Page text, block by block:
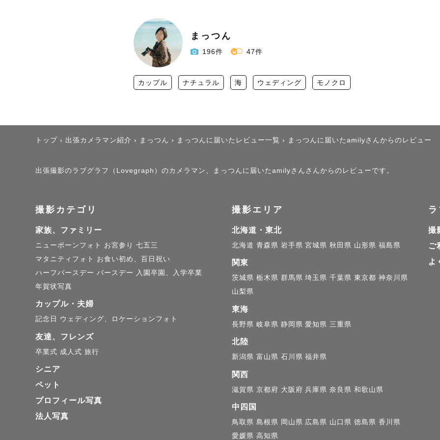
まっつん
196件 47件
カップル ナチュラル 海 ウェディング モノクロ
トップ › 出張カメラマン紹介 › まっつん › まっつんに届いたレビュー一覧 › まっつんに届いたamilyさんからのレビュー
出張撮影のラブグラフ（Lovegraph）のカメラマン、まっつんに届いたamilyさんさんからのレビューです。
撮影カテゴリ
家族、ファミリー
ニューボーンフォト お宮参り 七五三
マタニティフォト
お食い初め、百日祝い
ハーフバースデー バースデー
入園卒園、入学卒業
年賀状写真
カップル・夫婦
記念日 ウェディング、ロケーションフォト
友達、フレンズ
卒業式 成人式 旅行
シニア
ペット
プロフィール写真
法人写真
撮影エリア
北海道・東北
北海道 青森県 岩手県 宮城県 秋田県 山形県 福島県
関東
茨城県 栃木県 群馬県 埼玉県 千葉県 東京都 神奈川県
山梨県
東海
長野県 岐阜県 静岡県 愛知県 三重県
北陸
新潟県 富山県 石川県 福井県
関西
滋賀県 京都府 大阪府 兵庫県 奈良県 和歌山県
中四国
鳥取県 島根県 岡山県 広島県 山口県 徳島県 香川県
愛媛県 高知県
撮
ご
よ